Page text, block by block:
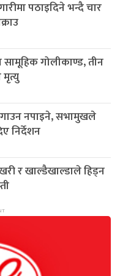
पठाइदिने भन्दै चार
सामूहिक गोलीकाण्ड, तीन
नपाइने, सभामुखले
निर्देशन
र खाल्डैखाल्डाले हिड्न